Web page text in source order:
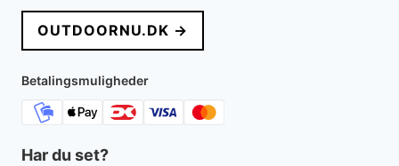
OUTDOORNU.DK →
Betalingsmuligheder
Har du set?